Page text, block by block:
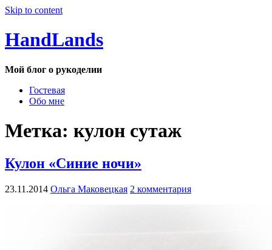
Skip to content
HandLands
Мой блог о рукоделии
Гостевая
Обо мне
Метка: кулон сутаж
Кулон «Синие ночи»
23.11.2014 Ольга Маковецкая 2 комментария